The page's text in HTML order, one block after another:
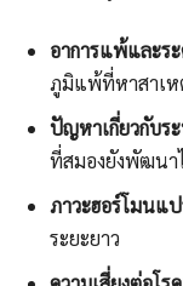
อาการแพ้และระ
ภูมิแพ้ที่หาสาเห
ปัญหาเกี่ยวกับร
ที่สมองยังพัฒนา
ภาวะฮอร์โมนแ
ระยะยาว